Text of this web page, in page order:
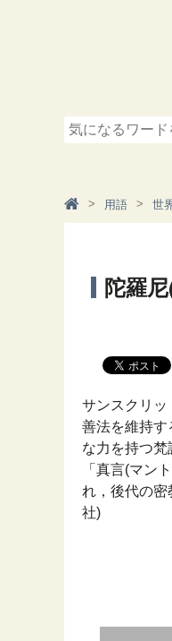
用語 世
陀羅
サンスクリッ
善法を維持す
な力を持つ
「真言(マン
れ，後代の
社)